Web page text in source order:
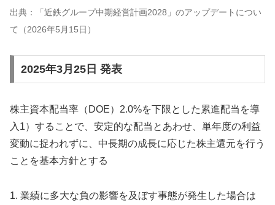
出典：「近鉄グループ中期経営計画2028」のアップデートについ
て（2026年5月15日）
2025年3月25日 発表
株主資本配当率（DOE）2.0%を下限とした累進配当を導
入1）することで、安定的な配当とあわせ、単年度の利益
変動に捉われずに、中長期の成長に応じた株主還元を行う
ことを基本方針とする
1. 業績に多大な負の影響を及ぼす事態が発生した場合は